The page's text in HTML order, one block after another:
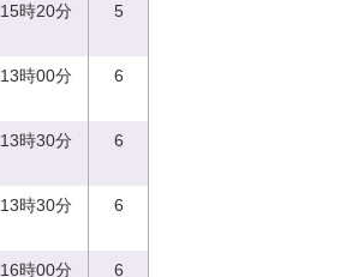
15時20分 5
13時00分 6
13時30分 6
13時30分 6
16時00分 6